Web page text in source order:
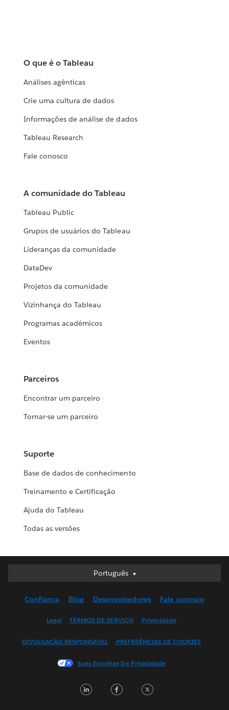
O que é o Tableau
Análises agênticas
Crie uma cultura de dados
Informações de análise de dados
Tableau Research
Fale conosco
A comunidade do Tableau
Tableau Public
Grupos de usuários do Tableau
Lideranças da comunidade
DataDev
Projetos da comunidade
Vizinhança do Tableau
Programas acadêmicos
Eventos
Parceiros
Encontrar um parceiro
Tornar-se um parceiro
Suporte
Base de dados de conhecimento
Treinamento e Certificação
Ajuda do Tableau
Todas as versões
Português
Português
English (UK)
Français (Canada)
日本語
Confiança Blog Desenvolvedores Fale conosco
Legal TERMOS DE SERVIÇO Privacidade
DIVULGAÇÃO RESPONSÁVEL PREFERÊNCIAS DE COOKIES
Suas Escolhas De Privacidade
LinkedInFacebook